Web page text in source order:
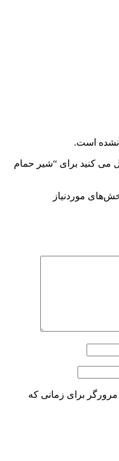
نشده است.
می کنید برای “شیر حمام
موردنیاز
برای زمانی که